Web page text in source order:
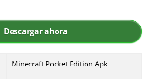
Descargar ahora
Minecraft Pocket Edition Apk